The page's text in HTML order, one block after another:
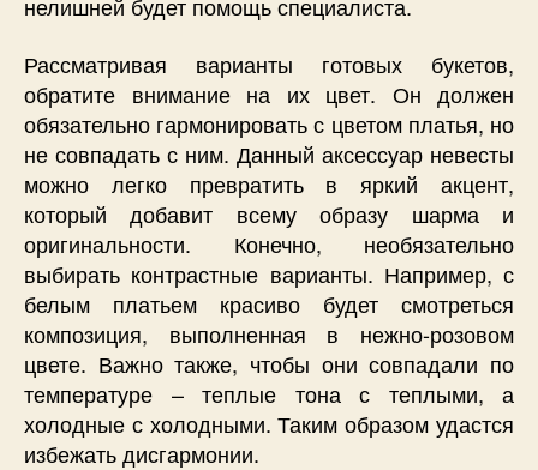
нелишней будет помощь специалиста.
Рассматривая варианты готовых букетов,
обратите внимание на их цвет. Он должен
обязательно гармонировать с цветом платья, но
не совпадать с ним. Данный аксессуар невесты
можно легко превратить в яркий акцент,
который добавит всему образу шарма и
оригинальности. Конечно, необязательно
выбирать контрастные варианты. Например, с
белым платьем красиво будет смотреться
композиция, выполненная в нежно-розовом
цвете. Важно также, чтобы они совпадали по
температуре – теплые тона с теплыми, а
холодные с холодными. Таким образом удастся
избежать дисгармонии.